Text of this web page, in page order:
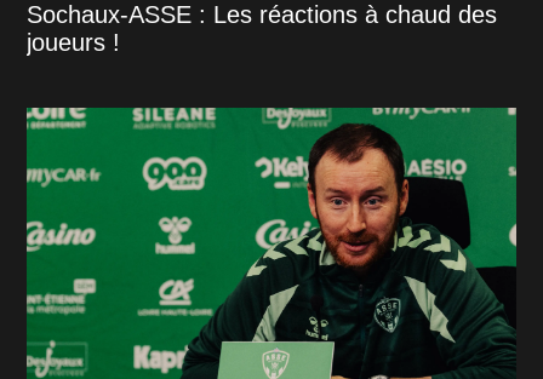
Sochaux-ASSE : Les réactions à chaud des
joueurs !